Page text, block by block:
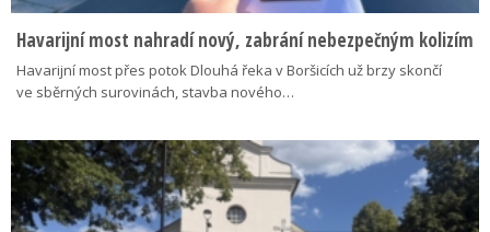
Havarijní most nahradí nový, zabrání nebezpečným kolizím
Havarijní most přes potok Dlouhá řeka v Boršicích už brzy skončí
ve sběrných surovinách, stavba nového…